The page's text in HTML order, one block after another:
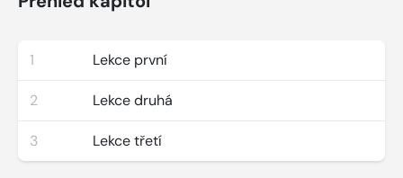
1 Lekce první
2 Lekce druhá
3 Lekce třetí